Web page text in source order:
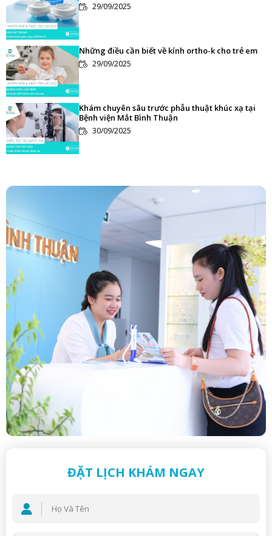
29/09/2025
Những điều cần biết về kính ortho-k cho trẻ em
29/09/2025
Khám chuyên sâu trước phẫu thuật khúc xạ tại
Bệnh viện Mắt Bình Thuận
30/09/2025
29/09/2025
SMILE PRO - Bước nâng cấp trong phẫu thuật tật
khúc xạ
15/08/2025
Viễn thị là gì? - Nguyên nhân và cách điều trị
hiệu quả
29/09/2025
ĐẶT LỊCH KHÁM NGAY